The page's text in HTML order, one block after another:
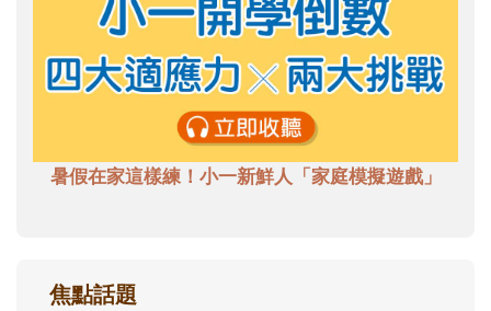
暑假在家這樣練！小一新鮮人「家庭模擬遊戲」
焦點話題